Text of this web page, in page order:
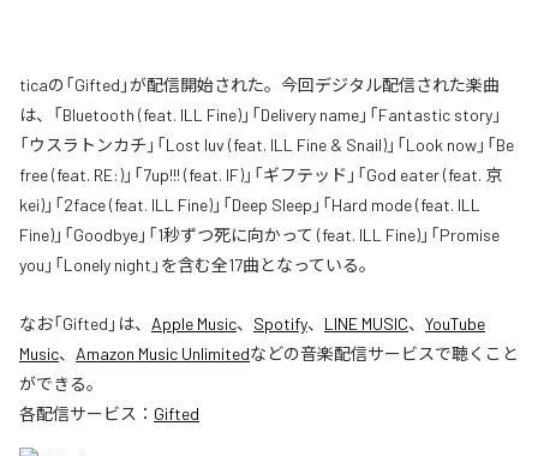
ticaの「Gifted」が配信開始された。今回デジタル配信された楽曲
は、「Bluetooth (feat. ILL Fine)」「Delivery name」「Fantastic story」
「ウスラトンカチ」「Lost luv (feat. ILL Fine & Snail)」「Look now」「Be
free (feat. RE:)」「7up!!! (feat. IF)」「ギフテッド」「God eater (feat. 京
kei)」「2face (feat. ILL Fine)」「Deep Sleep」「Hard mode (feat. ILL
Fine)」「Goodbye」「1秒ずつ死に向かって (feat. ILL Fine)」「Promise
you」「Lonely night」を含む全17曲となっている。
なお「Gifted 」は、 Apple Music、 Spotify、 LINE MUSIC、 YouTube
Music、 Amazon Music Unlimitedなどの音楽配信サービスで聴くこと
ができる。
各配信サービス： Gifted